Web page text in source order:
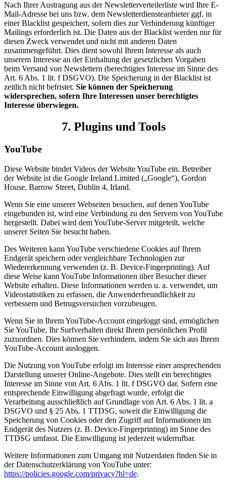
Nach Ihrer Austragung aus der Newsletterverteilerliste wird Ihre E-
Mail-Adresse bei uns bzw. dem Newsletterdiensteanbieter ggf. in
einer Blacklist gespeichert, sofern dies zur Verhinderung künftiger
Mailings erforderlich ist. Die Daten aus der Blacklist werden nur für
diesen Zweck verwendet und nicht mit anderen Daten
zusammengeführt. Dies dient sowohl Ihrem Interesse als auch
unserem Interesse an der Einhaltung der gesetzlichen Vorgaben
beim Versand von Newslettern (berechtigtes Interesse im Sinne des
Art. 6 Abs. 1 lit. f DSGVO). Die Speicherung in der Blacklist ist
zeitlich nicht befristet. Sie können der Speicherung
widersprechen, sofern Ihre Interessen unser berechtigtes
Interesse überwiegen.
7. Plugins und Tools
YouTube
Diese Website bindet Videos der Website YouTube ein. Betreiber
der Website ist die Google Ireland Limited („Google“), Gordon
House, Barrow Street, Dublin 4, Irland.
Wenn Sie eine unserer Webseiten besuchen, auf denen YouTube
eingebunden ist, wird eine Verbindung zu den Servern von YouTube
hergestellt. Dabei wird dem YouTube-Server mitgeteilt, welche
unserer Seiten Sie besucht haben.
Des Weiteren kann YouTube verschiedene Cookies auf Ihrem
Endgerät speichern oder vergleichbare Technologien zur
Wiedererkennung verwenden (z. B. Device-Fingerprinting). Auf
diese Weise kann YouTube Informationen über Besucher dieser
Website erhalten. Diese Informationen werden u. a. verwendet, um
Videostatistiken zu erfassen, die Anwenderfreundlichkeit zu
verbessern und Betrugsversuchen vorzubeugen.
Wenn Sie in Ihrem YouTube-Account eingeloggt sind, ermöglichen
Sie YouTube, Ihr Surfverhalten direkt Ihrem persönlichen Profil
zuzuordnen. Dies können Sie verhindern, indem Sie sich aus Ihrem
YouTube-Account ausloggen.
Die Nutzung von YouTube erfolgt im Interesse einer ansprechenden
Darstellung unserer Online-Angebote. Dies stellt ein berechtigtes
Interesse im Sinne von Art. 6 Abs. 1 lit. f DSGVO dar. Sofern eine
entsprechende Einwilligung abgefragt wurde, erfolgt die
Verarbeitung ausschließlich auf Grundlage von Art. 6 Abs. 1 lit. a
DSGVO und § 25 Abs. 1 TTDSG, soweit die Einwilligung die
Speicherung von Cookies oder den Zugriff auf Informationen im
Endgerät des Nutzers (z. B. Device-Fingerprinting) im Sinne des
TTDSG umfasst. Die Einwilligung ist jederzeit widerrufbar.
Weitere Informationen zum Umgang mit Nutzerdaten finden Sie in
der Datenschutzerklärung von YouTube unter:
https://policies.google.com/privacy?hl=de.